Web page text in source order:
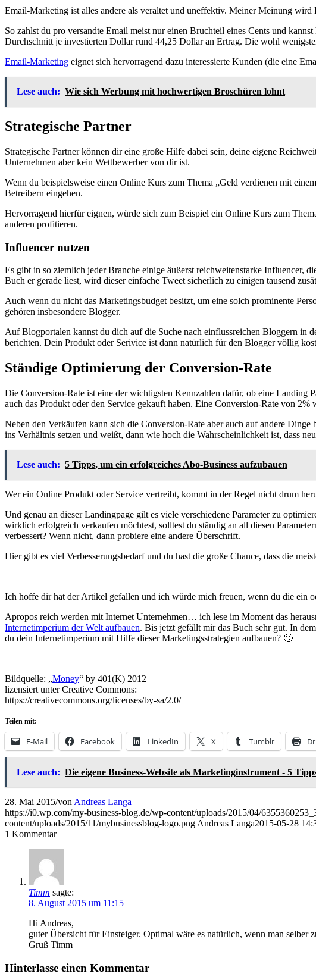
Email-Marketing ist alles andere als veraltet und uneffektiv. Meiner Meinung
So zahlst du pro versandte Email meist nur einen Bruchteil eines Cents und
Durchschnitt je investierten Dollar rund 44,25 Dollar an Ertrag. Die wohl
Email-Marketing eignet sich hervorragend dazu interessierte Kunden (die eine
Lese auch: Wie sich Werbung mit hochwertigen Broschüren lohnt
Strategische Partner
Strategische Partner können dir eine große Hilfe dabei sein, deine eigene
Unternehmen aber kein Wettbewerber von dir ist.
Wenn du beispielsweise einen Online Kurs zum Thema „Geld verdienen mit
Betreibern eingehen.
Hervorragend hierfür eignen, würde sich zum Beispiel ein Online Kurs zum
anderen profitieren.
Influencer nutzen
Es gibt in so ziemlich jeder Branche einige äußerst reichweitenstarke Influencer,
Buch er gerade liest, wird dieser einfache Tweet sicherlich zu einigen tausend
Auch wenn du nicht das Marketingsbudget besitzt, um eine solch prominente
gehören insbesondere Blogger.
Auf Blogportalen kannst du dich auf die Suche nach einflussreichen Bloggern in
berichten. Dein Produkt oder Serivice ist dann natürlich für den Blogger völlig
Ständige Optimierung der Conversion-Rate
Die Conversion-Rate ist eine der wichtigsten Kennzahlen dafür, ob eine Landing
auch das Produkt oder den Service gekauft haben. Eine Conversion-Rate von
Neben den Verkäufen kann sich die Conversion-Rate aber auch auf andere
ins Verhältnis setzen und weißt, dann wie hoch die Wahrscheinlichkeit ist, dass
Lese auch: 5 Tipps, um ein erfolgreiches Abo-Business aufzubauen
Wer ein Online Produkt oder Service vertreibt, kommt in der Regel nicht drum
Und genau an dieser Landingpage gilt es viele verschiedene Parameter zu
wirklich erfolgreich verkaufen möchtest, solltest du ständig an all diesen
verbessert? Wenn nicht, dann probiere eine andere Überschrift.
Hier gibt es viel Verbesserungsbedarf und du hast die große Chance, dass die
Ich hoffe dir hat der Artikel gefallen und ich würde mich freuen, wenn du die ein
Apropos reich werden mit Internet Unternehmen… ich lese im Moment das
Internetimperium der Welt aufbauen. Bis jetzt gefällt mir das Buch sehr gut. In
du dein Internetimperium mit Hilfe dieser Marketingsstrategien aufbauen? 🙂
Bildquelle: „Money“ by 401(K) 2012
lizensiert unter Creative Commons:
https://creativecommons.org/licenses/by-sa/2.0/
Teilen mit:
E-Mail Facebook LinkedIn X Tumblr
Lese auch: Die eigene Business-Website als Marketinginstrument - 5
28. Mai 2015/von Andreas Langa
https://i0.wp.com/my-business-blog.de/wp-content/uploads/2015/04/
content/uploads/2015/11/mybusinessblog-logo.png Andreas Langa2015-05-28
1 Kommentar
Timm sagte:
8. August 2015 um 11:15
Hi Andreas,
guter Übersicht für Einsteiger. Optimal wäre es natürlich, wenn man
Gruß Timm
Hinterlasse einen Kommentar